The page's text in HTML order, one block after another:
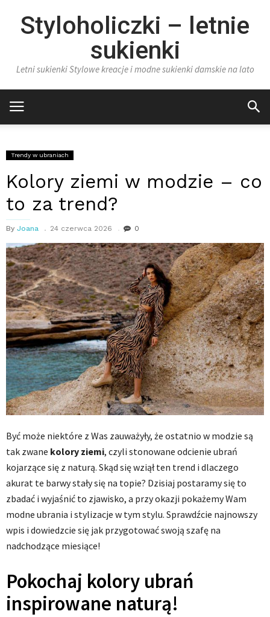
Styloholiczki – letnie
sukienki
Letni sukienki Stylowe kreacje i modne sukienki damskie na lato
Trendy w ubraniach
Kolory ziemi w modzie – co
to za trend?
By Joana 24 czerwca 2026 0
Być może niektóre z Was zauważyły, że ostatnio w modzie są
tak zwane kolory ziemi, czyli stonowane odcienie ubrań
kojarzące się z naturą. Skąd się wziął ten trend i dlaczego
akurat te barwy stały się na topie? Dzisiaj postaramy się to
zbadać i wyjaśnić to zjawisko, a przy okazji pokażemy Wam
modne ubrania i stylizacje w tym stylu. Sprawdźcie najnowszy
wpis i dowiedzcie się jak przygotować swoją szafę na
nadchodzące miesiące!
Pokochaj kolory ubrań
inspirowane naturą!